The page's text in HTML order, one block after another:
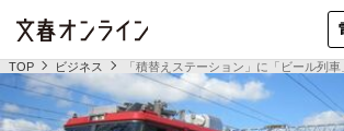
TOP ビジネス 「積替えステーション」に「ビール列